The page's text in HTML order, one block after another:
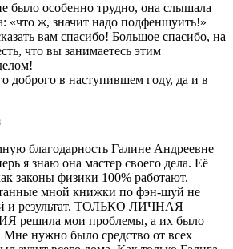
было особенно трудно, она слышала
«что ж, значит надо подфеншуить!»
вам спасибо! Большое спасибо, на
что вы занимаетесь этим
доброго в наступившем году, да и в
благодарность Галине Андреевне
я знаю она мастер своего дела. Её
законы физики 100% работают.
мной книжки по фэн-шуй не
и результат. ТОЛЬКО ЛИЧНАЯ
решила мои проблемы, а их было
Мне нужно было средство от всех